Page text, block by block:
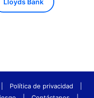
Lloyds Bank
Política de privacidad